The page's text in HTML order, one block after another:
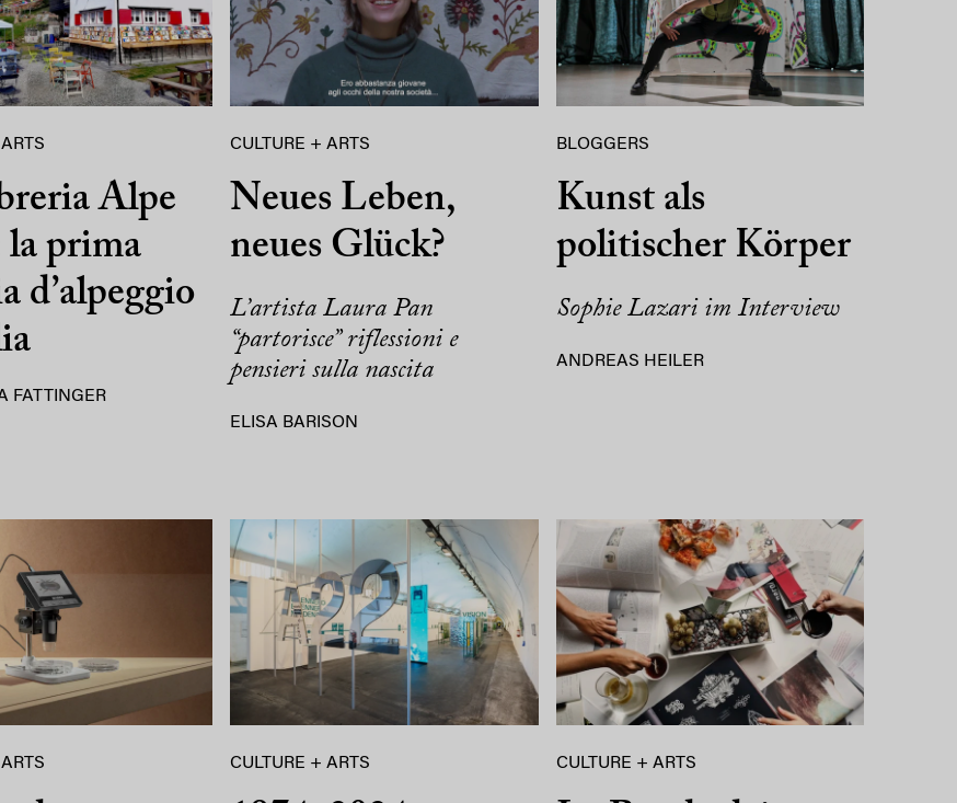
Alpe
la prima
d’alpeggio
FATTINGER
CULTURE + ARTS
Neues Leben,
neues Glück?
L’artista Laura Pan
“partorisce” riflessioni e
pensieri sulla nascita
ELISA BARISON
BLOGGERS
Kunst als
politischer Körper
Sophie Lazari im Interview
ANDREAS HEILER
CULTURE + ARTS CULTURE + ARTS